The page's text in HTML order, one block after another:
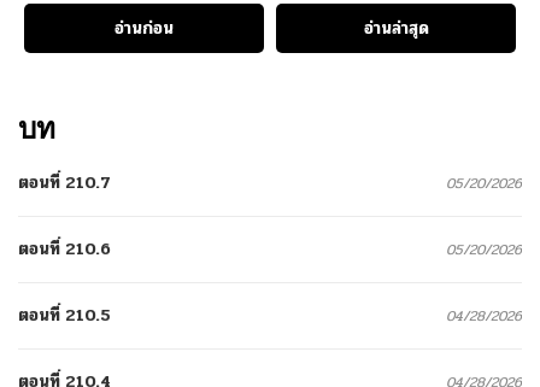
อ่านก่อน
อ่านล่าสุด
บท
ตอนที่ 210.7 05/20/2026
ตอนที่ 210.6 05/20/2026
ตอนที่ 210.5 04/28/2026
ตอนที่ 210.4 04/28/2026